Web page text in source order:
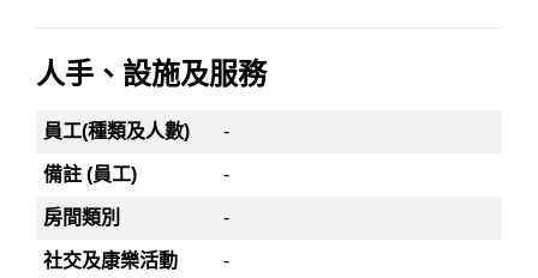
人手、設施及服務
員工(種類及人數) -
備註 (員工) -
房間類別 -
社交及康樂活動 -